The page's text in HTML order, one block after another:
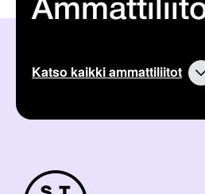
Katso kaikki ammattiliitot